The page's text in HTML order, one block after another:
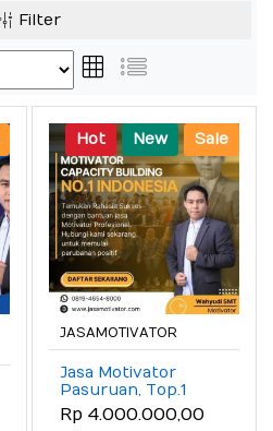
Filter
Hot New Sale
JASAMOTIVATOR
Jasa Motivator
Pasuruan, Top.1
untuk Peningkatan
SDM Unggul
Rp 4.000.000,00